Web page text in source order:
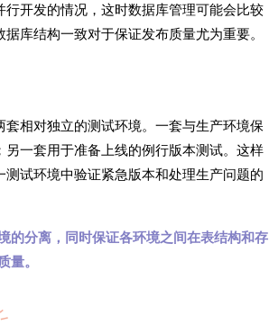
行开发的情况，这时数据库管理可能会比较
库结构一致对于保证发布质量尤为重要。
套相对独立的测试环境。一套与生产环境保
一套用于准备上线的例行版本测试。这样
试环境中验证紧急版本和处理生产问题的
的分离，同时保证各环境之间在表结构和存
量。